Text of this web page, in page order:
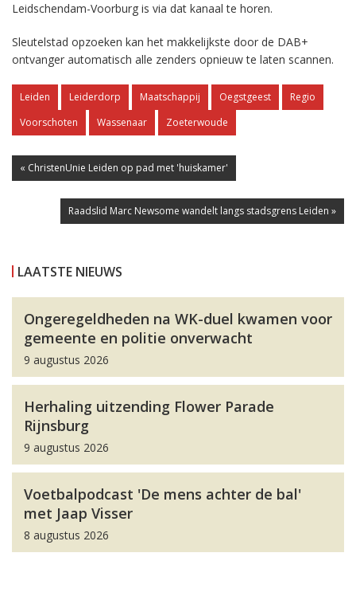
Leidschendam-Voorburg is via dat kanaal te horen.
Sleutelstad opzoeken kan het makkelijkste door de DAB+
ontvanger automatisch alle zenders opnieuw te laten scannen.
Leiden Leiderdorp Maatschappij Oegstgeest
Regio
Voorschoten
Wassenaar Zoeterwoude
« ChristenUnie Leiden op pad met 'huiskamer'
Raadslid Marc Newsome wandelt langs stadsgrens Leiden »
LAATSTE NIEUWS
Ongeregeldheden na WK-duel kwamen voor
gemeente en politie onverwacht
9 augustus 2026
Herhaling uitzending Flower Parade
Rijnsburg
9 augustus 2026
Voetbalpodcast 'De mens achter de bal'
met Jaap Visser
8 augustus 2026